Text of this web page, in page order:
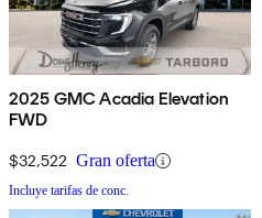
2025 GMC Acadia Elevation
FWD
$32,522 Gran oferta
Incluye tarifas de conc.